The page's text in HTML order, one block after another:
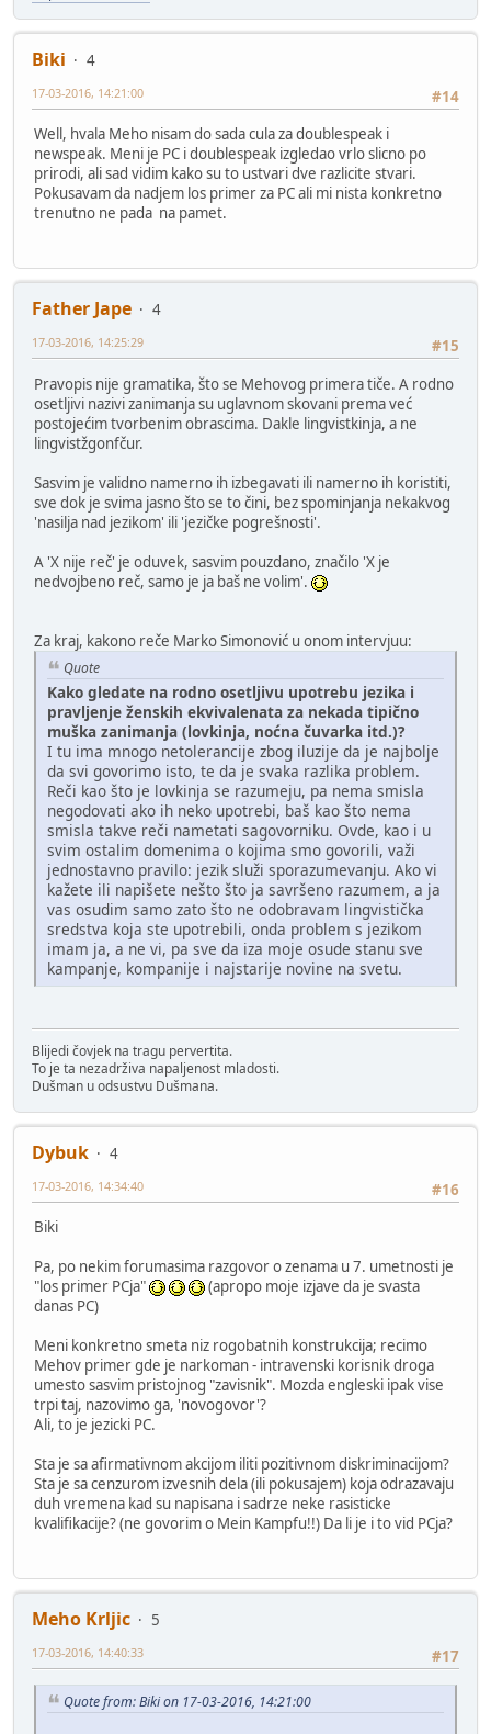
Biki
4
#14
17-03-2016, 14:21:00
Well, hvala Meho nisam do sada cula za doublespeak i
newspeak. Meni je PC i doublespeak izgledao vrlo slicno po
prirodi, ali sad vidim kako su to ustvari dve razlicite stvari.
Pokusavam da nadjem los primer za PC ali mi nista konkretno
trenutno ne pada na pamet.
Father Jape
4
#15
17-03-2016, 14:25:29
Pravopis nije gramatika, što se Mehovog primera tiče. A rodno
osetljivi nazivi zanimanja su uglavnom skovani prema već
postojećim tvorbenim obrascima. Dakle lingvistkinja, a ne
lingvistžgonfčur.
Sasvim je validno namerno ih izbegavati ili namerno ih koristiti,
sve dok je svima jasno što se to čini, bez spominjanja nekakvog
'nasilja nad jezikom' ili 'jezičke pogrešnosti'.
A 'X nije reč' je oduvek, sasvim pouzdano, značilo 'X je
nedvojbeno reč, samo je ja baš ne volim'.
Za kraj, kakono reče Marko Simonović u onom intervjuu:
Quote
Kako gledate na rodno osetljivu upotrebu jezika i
pravljenje ženskih ekvivalenata za nekada tipično
muška zanimanja (lovkinja, noćna čuvarka itd.)?
I tu ima mnogo netolerancije zbog iluzije da je najbolje
da svi govorimo isto, te da je svaka razlika problem.
Reči kao što je lovkinja se razumeju, pa nema smisla
negodovati ako ih neko upotrebi, baš kao što nema
smisla takve reči nametati sagovorniku. Ovde, kao i u
svim ostalim domenima o kojima smo govorili, važi
jednostavno pravilo: jezik služi sporazumevanju. Ako vi
kažete ili napišete nešto što ja savršeno razumem, a ja
vas osudim samo zato što ne odobravam lingvistička
sredstva koja ste upotrebili, onda problem s jezikom
imam ja, a ne vi, pa sve da iza moje osude stanu sve
kampanje, kompanije i najstarije novine na svetu.
Blijedi čovjek na tragu pervertita.
To je ta nezadrživa napaljenost mladosti.
Dušman u odsustvu Dušmana.
Dybuk
4
#16
17-03-2016, 14:34:40
Biki
Pa, po nekim forumasima razgovor o zenama u 7. umetnosti je
"los primer PCja"
(apropo moje izjave da je svasta
danas PC)
Meni konkretno smeta niz rogobatnih konstrukcija; recimo
Mehov primer gde je narkoman - intravenski korisnik droga
umesto sasvim pristojnog "zavisnik". Mozda engleski ipak vise
trpi taj, nazovimo ga, 'novogovor'?
Ali, to je jezicki PC.
Sta je sa afirmativnom akcijom iliti pozitivnom diskriminacijom?
Sta je sa cenzurom izvesnih dela (ili pokusajem) koja odrazavaju
duh vremena kad su napisana i sadrze neke rasisticke
kvalifikacije? (ne govorim o Mein Kampfu!!) Da li je i to vid PCja?
Meho Krljic
5
#17
17-03-2016, 14:40:33
Quote from: Biki on 17-03-2016, 14:21:00